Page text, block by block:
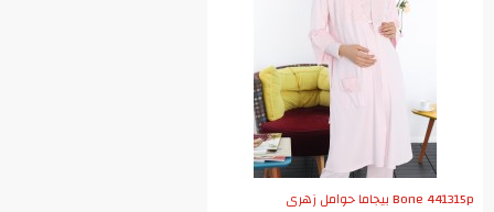
Bone 441315p بيجاما حوامل زهري